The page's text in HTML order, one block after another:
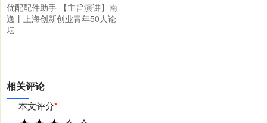
优配配件助手 【主旨演讲】南
逸丨上海创新创业青年50人论
坛
相关评论
本文评分*